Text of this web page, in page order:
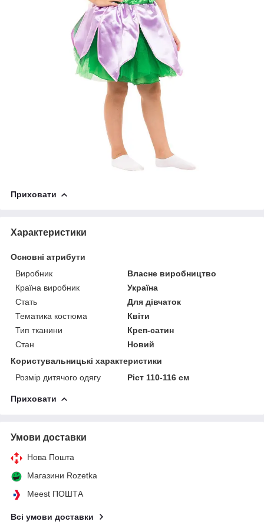
Приховати
Характеристики
Основні атрибути
Виробник
Власне виробництво
Країна виробник
Україна
Стать
Для дівчаток
Тематика костюма
Квіти
Тип тканини
Креп-сатин
Стан
Новий
Користувальницькі характеристики
Розмір дитячого одягу
Ріст 110-116 см
Приховати
Умови доставки
Нова Пошта
Магазини Rozetka
Meest ПОШТА
Всі умови доставки